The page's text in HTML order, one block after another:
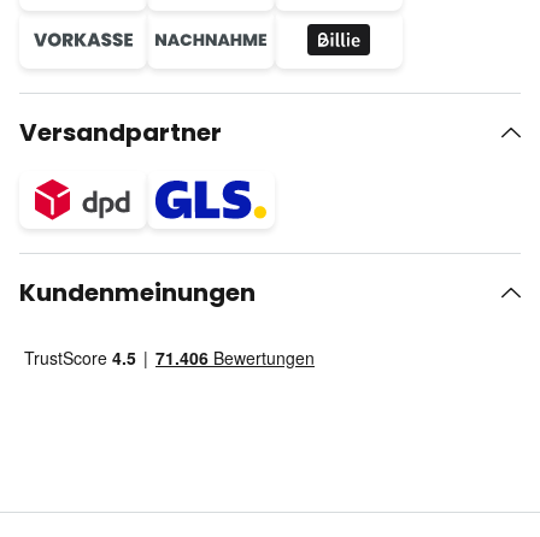
Versandpartner
Kundenmeinungen